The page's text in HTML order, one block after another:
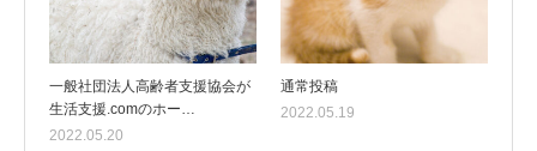
一般社団法人高齢者支援協会が
生活支援.comのホー…
2022.05.20
通常投稿
2022.05.19